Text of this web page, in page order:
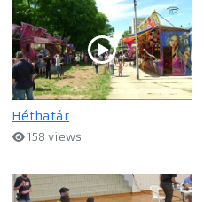
Héthatár
158 views